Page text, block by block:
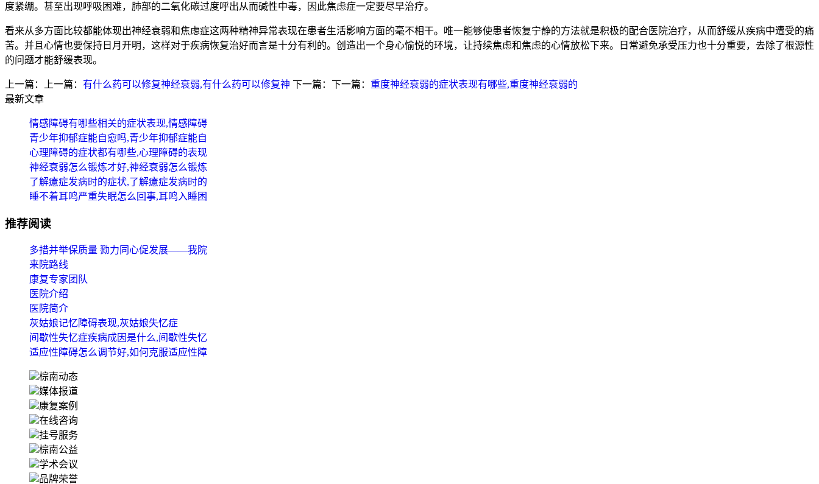
度紧绷。甚至出现呼吸困难，肺部的二氧化碳过度呼出从而碱性中毒，因此焦虑症一定要尽早治疗。
看来从多方面比较都能体现出神经衰弱和焦虑症这两种精神异常表现在患者生活影响方面的毫不相干。唯一能够使患者恢复宁静的方法就是积极的配合医院治疗，从而舒缓从疾病中遭受的痛
苦。并且心情也要保持日月开明，这样对于疾病恢复治好而言是十分有利的。创造出一个身心愉悦的环境，让持续焦虑和焦虑的心情放松下来。日常避免承受压力也十分重要，去除了根源性
的问题才能舒缓表现。
上一篇：上一篇： 有什么药可以修复神经衰弱,有什么药可以修复神 下一篇：下一篇： 重度神经衰弱的症状表现有哪些,重度神经衰弱的
最新文章
情感障碍有哪些相关的症状表现,情感障碍
青少年抑郁症能自愈吗,青少年抑郁症能自
心理障碍的症状都有哪些,心理障碍的表现
神经衰弱怎么锻炼才好,神经衰弱怎么锻炼
了解癔症发病时的症状,了解癔症发病时的
睡不着耳鸣严重失眠怎么回事,耳鸣入睡困
推荐阅读
多措并举保质量 勠力同心促发展——我院
来院路线
康复专家团队
医院介绍
医院简介
灰姑娘记忆障碍表现,灰姑娘失忆症
间歇性失忆症疾病成因是什么,间歇性失忆
适应性障碍怎么调节好,如何克服适应性障
棕南动态
媒体报道
康复案例
在线咨询
挂号服务
棕南公益
学术会议
品牌荣誉